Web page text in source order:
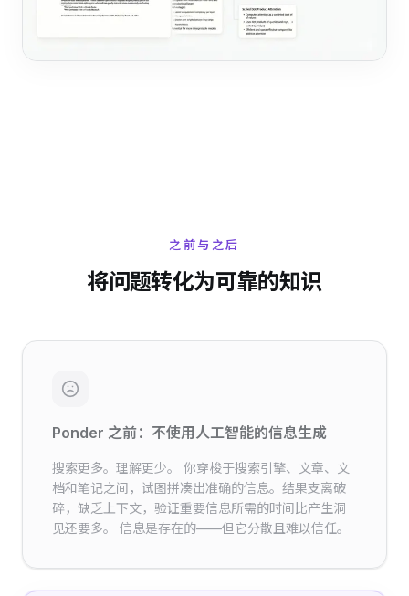
之前与之后
将问题转化为可靠的知识
Ponder 之前：不使用人工智能的信息生成
搜索更多。理解更少。 你穿梭于搜索引擎、文章、文
档和笔记之间，试图拼凑出准确的信息。结果支离破
碎，缺乏上下文，验证重要信息所需的时间比产生洞
见还要多。 信息是存在的——但它分散且难以信任。